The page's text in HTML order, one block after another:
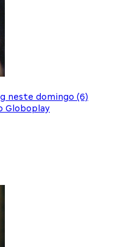
neste domingo (6)
Globoplay